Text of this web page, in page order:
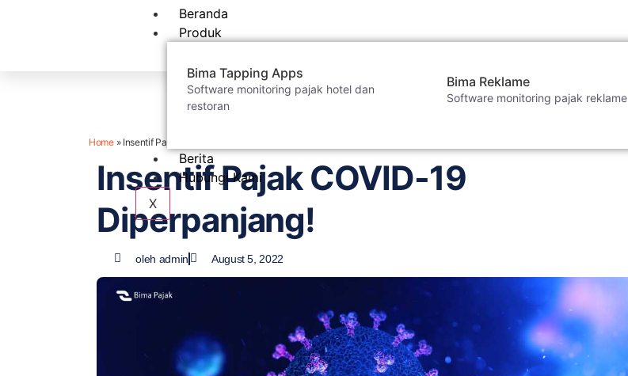
Beranda
Produk
Bima Tapping Apps
Software monitoring pajak hotel dan
restoran
Bima Reklame
Software monitoring pajak reklame
Berita
Hubungi Kami
X
Home» Insentif Pajak COVID-19 Diperpanjang!
Insentif Pajak COVID-19
Diperpanjang!
oleh admin August 5, 2022